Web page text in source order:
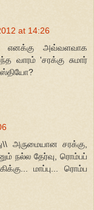
at 14:26
எனக்கு அவ்வளவாக
வாரம் 'சரக்கு சுமார்
அருமையான சரக்கு,
தேர்வு, ரொம்பப்
மாப்பு... ரொம்ப